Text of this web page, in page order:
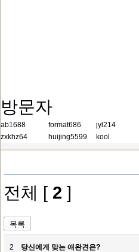
방문자
ab1688 format686 jyl214
zxkhz64
huijing5599 kool
전체 [ 2 ]
2 당신에게 맞는 애완견은?